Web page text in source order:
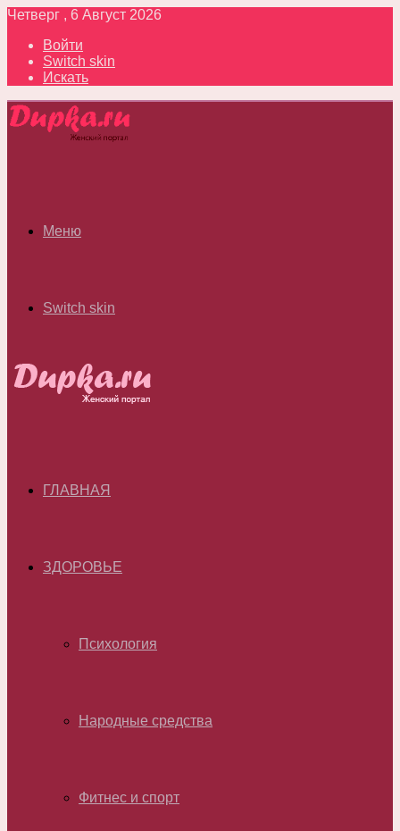
Четверг , 6 Август 2026
Войти
Switch skin
Искать
Меню
Switch skin
ГЛАВНАЯ
ЗДОРОВЬЕ
Психология
Народные средства
Фитнес и спорт